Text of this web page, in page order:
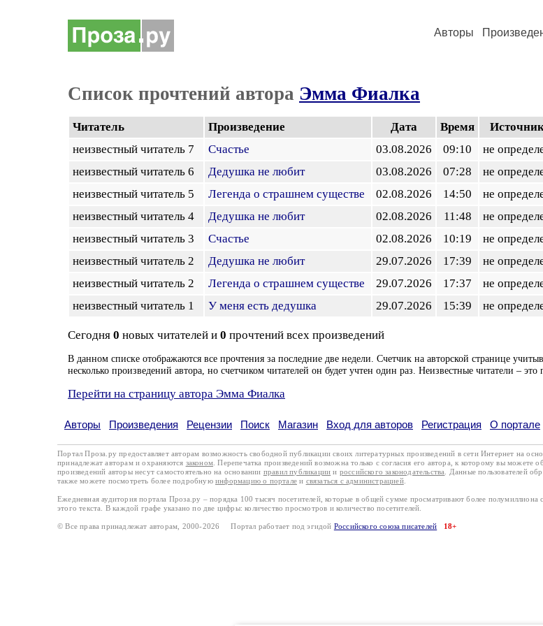
Авторы
Список прочтений автора Эмма Фиалка
Читатель Произведение Дата Время
неизвестный читатель 7
Счастье 03.08.2026 09:10
не
неизвестный читатель 6
Дедушка не любит 03.08.2026 07:28
не
неизвестный читатель 5
Легенда о страшнем существе 02.08.2026 14:50
не
неизвестный читатель 4
Дедушка не любит 02.08.2026 11:48
не
неизвестный читатель 3
Счастье 02.08.2026 10:19
не
неизвестный читатель 2
Дедушка не любит 29.07.2026 17:39
не
неизвестный читатель 2
Легенда о страшнем существе 29.07.2026 17:37
не
неизвестный читатель 1
У меня есть дедушка 29.07.2026 15:39 не
Сегодня 0 новых читателей и 0 прочтений всех произведений
В данном списке отображаются все прочтения за последние две недели. Счетчик на авторской странице
несколько произведений автора, но счетчиком читателей он будет учтен один раз. Неизвестные читатели –
Перейти на страницу автора Эмма Фиалка
Авторы Произведения Рецензии Поиск Магазин Вход для авторов Регистрация О портале
Портал Проза.ру предоставляет авторам возможность свободной публикации своих литературных произведений в сети Интернет на
принадлежат авторам и охраняются законом . Перепечатка произведений возможна только с согласия его автора, к которому вы можете
произведений авторы несут самостоятельно на основании правил публикации и российского законодательства . Данные пользователей
также можете посмотреть более подробную информацию о портале и связаться с администрацией.
Ежедневная аудитория портала Проза.ру – порядка 100 тысяч посетителей, которые в общей сумме просматривают более
этого текста. В каждой графе указано по две цифры: количество просмотров и количество посетителей.
© Все права принадлежат авторам, 2000-2026 Портал работает под эгидой Российского союза писателей 18+